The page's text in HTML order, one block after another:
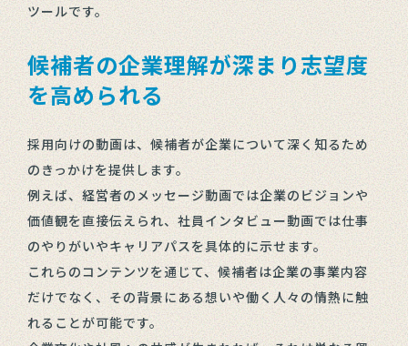
ツールです。
候補者の企業理解が深まり志望度
を高められる
採用向けの動画は、候補者が企業について深く知るため
のきっかけを提供します。
例えば、経営者のメッセージ動画では企業のビジョンや
価値観を直接伝えられ、社員インタビュー動画では仕事
のやりがいやキャリアパスを具体的に示せます。
これらのコンテンツを通じて、候補者は企業の事業内容
だけでなく、その背景にある想いや働く人々の情熱に触
れることが可能です。